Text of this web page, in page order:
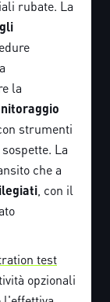
rubate. La
la
strumenti
La
che a
, con il
test
opzionali